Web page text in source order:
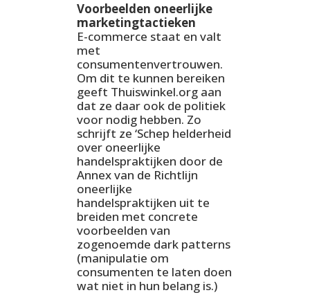
Voorbeelden oneerlijke
marketingtactieken
E-commerce staat en valt
met
consumentenvertrouwen.
Om dit te kunnen bereiken
geeft Thuiswinkel.org aan
dat ze daar ook de politiek
voor nodig hebben. Zo
schrijft ze ‘Schep helderheid
over oneerlijke
handelspraktijken door de
Annex van de Richtlijn
oneerlijke
handelspraktijken uit te
breiden met concrete
voorbeelden van
zogenoemde dark patterns
(manipulatie om
consumenten te laten doen
wat niet in hun belang is.)